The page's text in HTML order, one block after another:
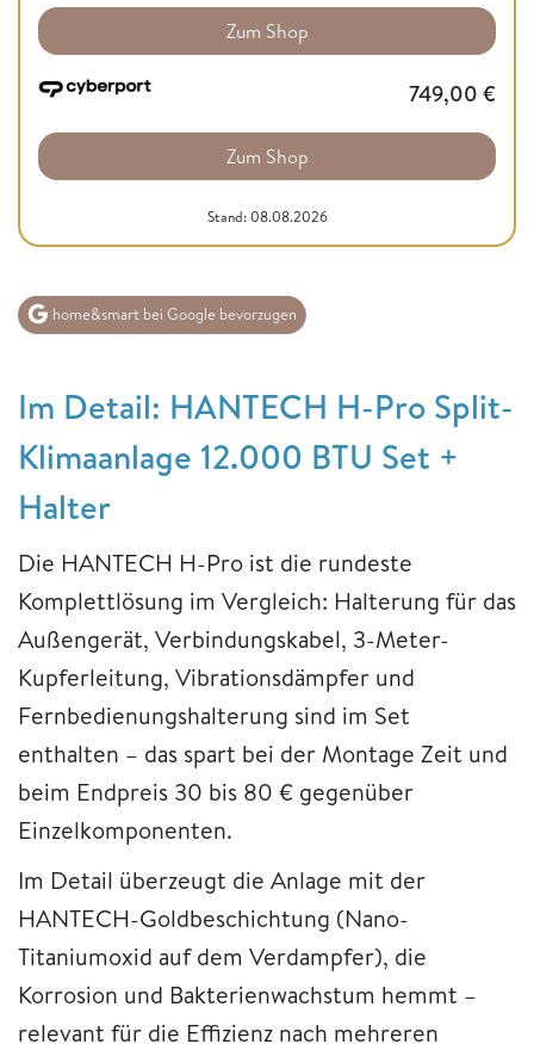
Zum Shop
749,00 €
Zum Shop
Stand: 08.08.2026
home&smart bei Google bevorzugen
Im Detail: HANTECH H-Pro Split-
Klimaanlage 12.000 BTU Set +
Halter
Die HANTECH H-Pro ist die rundeste
Komplettlösung im Vergleich: Halterung für das
Außengerät, Verbindungskabel, 3-Meter-
Kupferleitung, Vibrationsdämpfer und
Fernbedienungshalterung sind im Set
enthalten – das spart bei der Montage Zeit und
beim Endpreis 30 bis 80 € gegenüber
Einzelkomponenten.
Im Detail überzeugt die Anlage mit der
HANTECH-Goldbeschichtung (Nano-
Titaniumoxid auf dem Verdampfer), die
Korrosion und Bakterienwachstum hemmt –
relevant für die Effizienz nach mehreren